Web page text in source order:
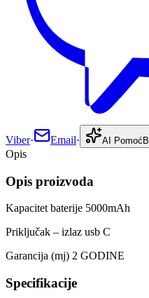
Viber· Email· AI Pomoć
Opis
Opis proizvoda
Kapacitet baterije 5000mAh
Priključak – izlaz usb C
Garancija (mj) 2 GODINE
Specifikacije